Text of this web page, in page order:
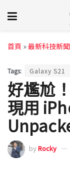
首頁 »最新科技新
Tags: Galaxy S21
好尷尬
現用
byRocky